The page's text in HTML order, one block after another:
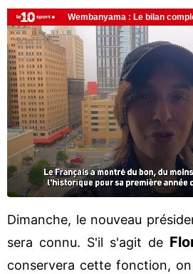
Dimanche, le nouveau
sera connu. S'il s'agit de
conservera cette fonction,